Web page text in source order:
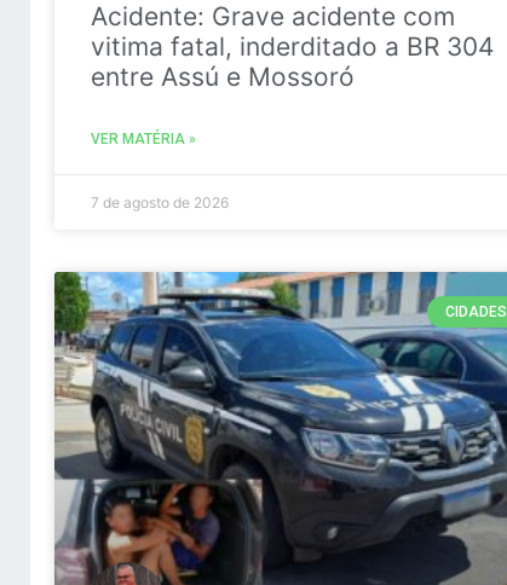
Acidente: Grave acidente com
vitima fatal, inderditado a BR 304
entre Assú e Mossoró
VER MATÉRIA »
7 de agosto de 2026
CIDADES